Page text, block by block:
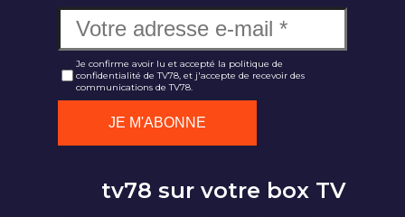
Je confirme avoir lu et accepté la politique de
confidentialité de TV78, et j'accepte de recevoir des
communications de TV78.
tv78 sur votre box TV